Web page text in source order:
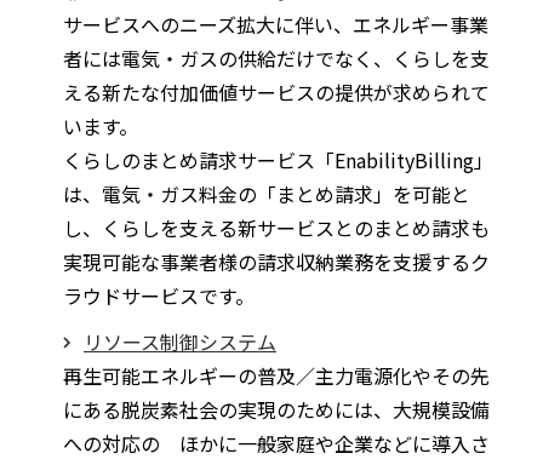
サービスへのニーズ拡大に伴い、エネルギー事業
者には電気・ガスの供給だけでなく、くらしを支
える新たな付加価値サービスの提供が求められて
います。
くらしのまとめ請求サービス「EnabilityBilling」
は、電気・ガス料金の「まとめ請求」を可能と
し、くらしを支える新サービスとのまとめ請求も
実現可能な事業者様の請求収納業務を支援するク
ラウドサービスです。
リソース制御システム
再生可能エネルギーの普及／主力電源化やその先
にある脱炭素社会の実現のためには、大規模設備
への対応の ほかに一般家庭や企業などに導入さ